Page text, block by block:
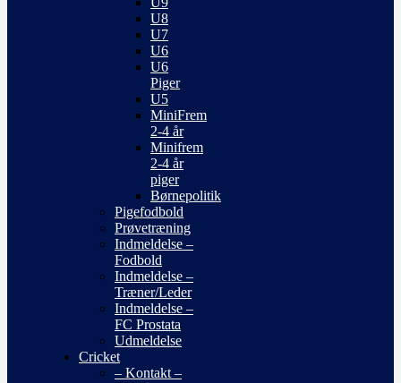
U8
U7
U6
U6
Piger
U5
MiniFrem
2-4 år
Minifrem
2-4 år
piger
Børnepolitik
Pigefodbold
Prøvetræning
Indmeldelse –
Fodbold
Indmeldelse –
Træner/Leder
Indmeldelse –
FC Prostata
Udmeldelse
Cricket
– Kontakt –